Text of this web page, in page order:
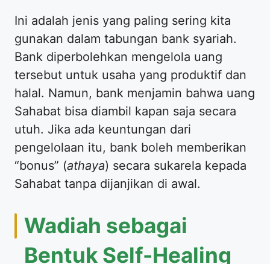
​Ini adalah jenis yang paling sering kita
gunakan dalam tabungan bank syariah.
Bank diperbolehkan mengelola uang
tersebut untuk usaha yang produktif dan
halal. Namun, bank menjamin bahwa uang
Sahabat bisa diambil kapan saja secara
utuh. Jika ada keuntungan dari
pengelolaan itu, bank boleh memberikan
“bonus” (athaya) secara sukarela kepada
Sahabat tanpa dijanjikan di awal.
​Wadiah sebagai
Bentuk Self-Healing